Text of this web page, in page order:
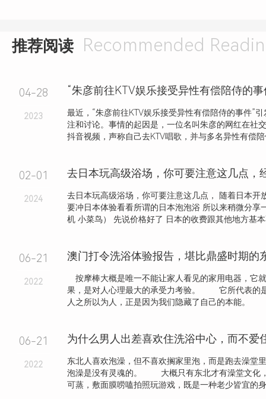
推荐阅读 Recommended
04-28
2023
“朱彦前往KTV娱乐接受异性有偿陪侍的
最近，“朱彦前往KTV娱乐接受异性有偿陪侍的事件”
注和讨论。事情的起因是，一位名叫朱彦的网红在社
抖音视频，声称自己去KTV唱歌，并与多名异性有偿陪
02-01
2024
去日本玩高级浴场，你可要注意这几点，
去日本玩高级浴场，你可要注意这几点， 随着日本开
要冲日本体验看看所谓的日本泡泡浴 所以来稍微分享
机 小菜鸟） 先说价格好了 日本的收费跟其他地方基本
06-21
2022
澳门打令洗浴体验报告，堪比鼎盛时期的
按摩棒大概是唯一不能让家人看见的家用电器，它
果，是对人心理最大的承受力考验。 它所代表的
人之所以为人，正是因为我们隐藏了自己的本能。
06-21
2022
东北人喜欢泡澡，但不喜欢搁家里泡，而是跑去澡堂
泡澡是没有灵魂的。 大概只有东北才有澡堂文化
可蒸，敷面膜唠嗑拍照玩游戏，既是一种老少皆宜的